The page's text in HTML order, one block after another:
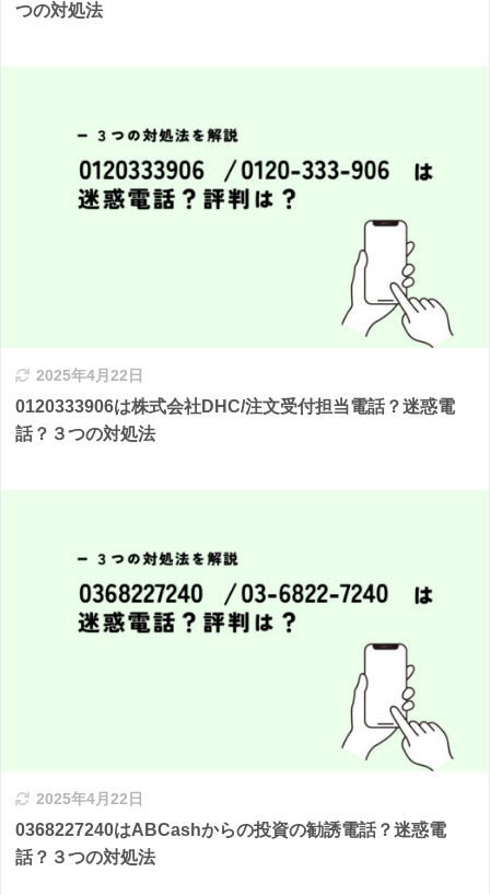
つの対処法
2025年4月22日
0120333906は株式会社DHC/注文受付担当電話？迷惑電
話？３つの対処法
2025年4月22日
0368227240はABCashからの投資の勧誘電話？迷惑電
話？３つの対処法